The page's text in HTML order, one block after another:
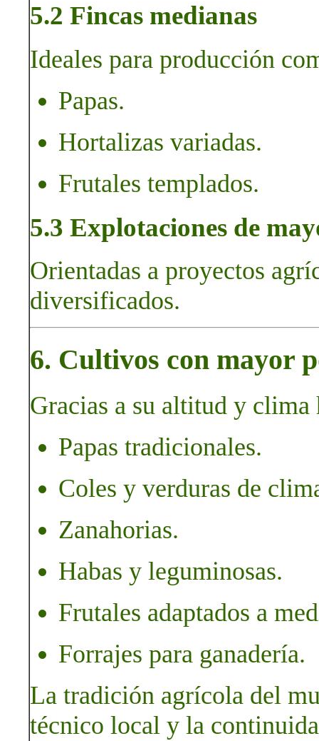
5.2 Fincas medianas
Ideales para producción
Papas.
Hortalizas variadas.
Frutales templados.
5.3 Explotaciones de
Orientadas a proyectos
diversificados.
6. Cultivos con mayor
Gracias a su altitud y
Papas tradicionales.
Coles y verduras de
Zanahorias.
Habas y leguminosas.
Frutales adaptados a
Forrajes para ganadería.
La tradición agrícola del
técnico local y la